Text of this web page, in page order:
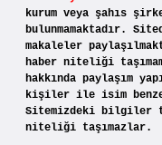
kurum veya şahıs
bulunmamaktadır.
makaleler
haber niteliği
hakkında paylaşım
kişiler ile isim
Sitemizdeki bilgiler
niteliği taşımazlar.